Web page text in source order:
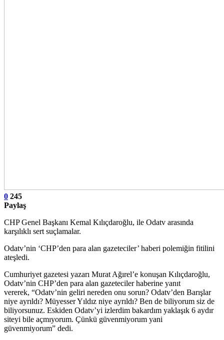
0 245
Paylaş
CHP Genel Başkanı Kemal Kılıçdaroğlu, ile Odatv arasında
karşılıklı sert suçlamalar.
Odatv’nin ‘CHP’den para alan gazeteciler’ haberi polemiğin fitilini
ateşledi.
Cumhuriyet gazetesi yazarı Murat Ağırel’e konuşan Kılıçdaroğlu,
Odatv’nin CHP’den para alan gazeteciler haberine yanıt
vererek, “Odatv’nin geliri nereden onu sorun? Odatv’den Barışlar
niye ayrıldı? Müyesser Yıldız niye ayrıldı? Ben de biliyorum siz de
biliyorsunuz. Eskiden Odatv’yi izlerdim bakardım yaklaşık 6 aydır
siteyi bile açmıyorum. Çünkü güvenmiyorum yani
güvenmiyorum” dedi.